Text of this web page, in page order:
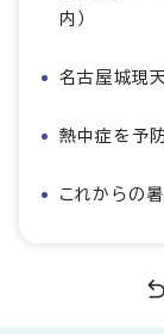
内）
名古屋城現
熱中症を予防
これからの